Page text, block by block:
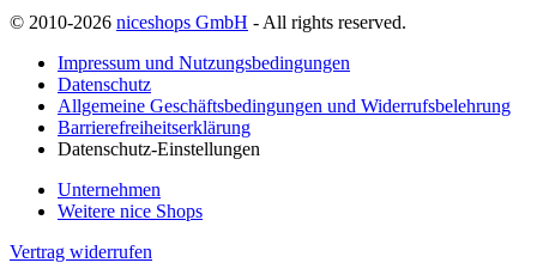
© 2010-2026 niceshops GmbH - All rights reserved.
Impressum und Nutzungsbedingungen
Datenschutz
Allgemeine Geschäftsbedingungen und Widerrufsbelehrung
Barrierefreiheitserklärung
Datenschutz-Einstellungen
Unternehmen
Weitere nice Shops
Vertrag widerrufen